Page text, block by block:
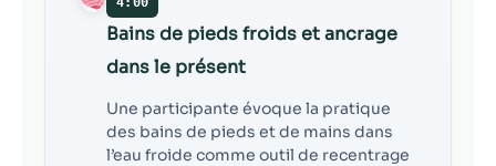
Bains de pieds froids et ancrage
dans le présent
Une participante évoque la pratique
des bains de pieds et de mains dans
l’eau froide comme outil de recentrage